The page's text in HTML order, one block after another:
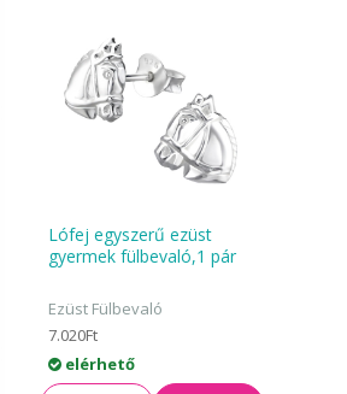
Lófej egyszerű ezüst
gyermek fülbevaló,1 pár
Ezüst Fülbevaló
7.020Ft
elérhető